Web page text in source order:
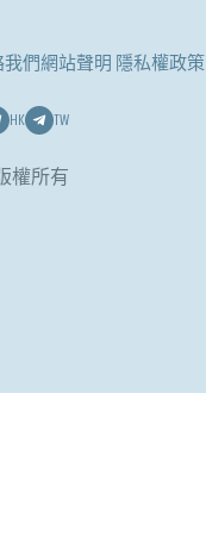
們網站聲明 隱私權政策
HK TW
權所有